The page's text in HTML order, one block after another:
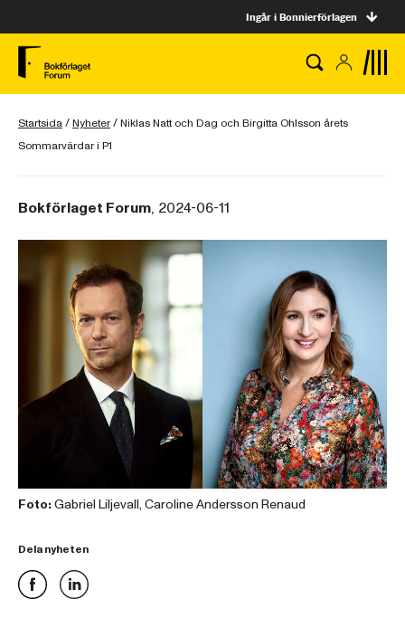
Ingår i Bonnierförlagen
Startsida/Nyheter/Niklas Natt och Dag och Birgitta Ohlsson årets
Sommarvärdar i P1
Bokförlaget Forum, 2024-06-11
Foto: Gabriel Liljevall, Caroline Andersson Renaud
Dela nyheten